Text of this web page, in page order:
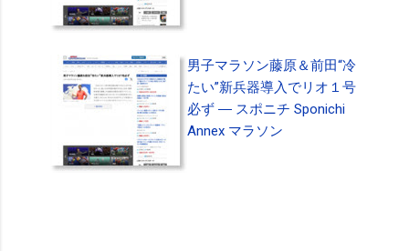
男子マラソン藤原＆前田“冷
たい”新兵器導入でリオ１号
必ず ― スポニチ Sponichi
Annex マラソン